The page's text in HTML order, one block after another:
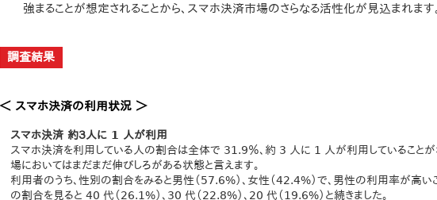
強まることが想定されることから、スマホ決済市場のさらなる活性化が見込まれます
調査結果
＜ スマホ決済の利用状況 ＞
スマホ決済 約３人に 1 人が利用
スマホ決済を利用している人の割合は全体で 31.9％、約 3 人に 1 人が利用していることが
場においてはまだまだ伸びしろがある状態と言えます。
利用者のうち、性別の割合をみると男性（57.6%）、女性（42.4%）で、男性の利用率が高い
の割合を見ると 40 代（26.1%）、30 代（22.8%）、20 代（19.6%）と続きました。